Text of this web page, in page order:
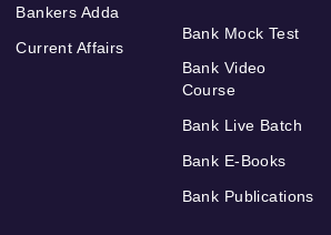
Bankers Adda
Current Affairs
Bank Mock Test
Bank Video
Course
Bank Live Batch
Bank E-Books
Bank Publications